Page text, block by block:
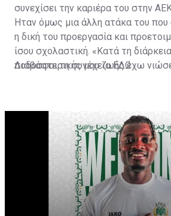
συνεχίσει την καριέρα του στην
Ήταν όμως μια άλλη ατάκα του που
η δική του προεργασία και
ίσου σχολαστική. «Κατά τη
ποδοσφαιρικής μου ζωής έχω
31χρονος άσος.
Διαβάστε τη συνέχειαΕΔΩ